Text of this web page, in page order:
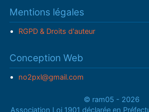
Mentions légales
RGPD & Droits d'auteur
Conception Web
no2pxl@gmail.com
© ram05 - 2026
Association Loi 1901 déclarée en